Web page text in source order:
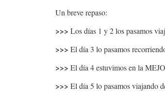
Un breve repaso:
>>> Los días 1 y 2 los pasamos
>>> El día 3 lo pasamos
>>> El día 4 estuvimos en la
>>> El día 5 lo pasamos viajando